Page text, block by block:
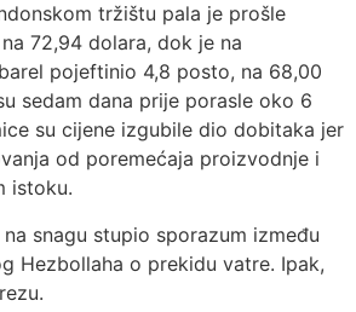
tržištu pala je prošle
72,94 dolara, dok je na
pojeftinio 4,8 posto, na 68,00
sedam dana prije porasle oko 6
su cijene izgubile dio dobitaka jer
od poremećaja proizvodnje i
istoku.
snagu stupio sporazum između
Hezbollaha o prekidu vatre. Ipak,